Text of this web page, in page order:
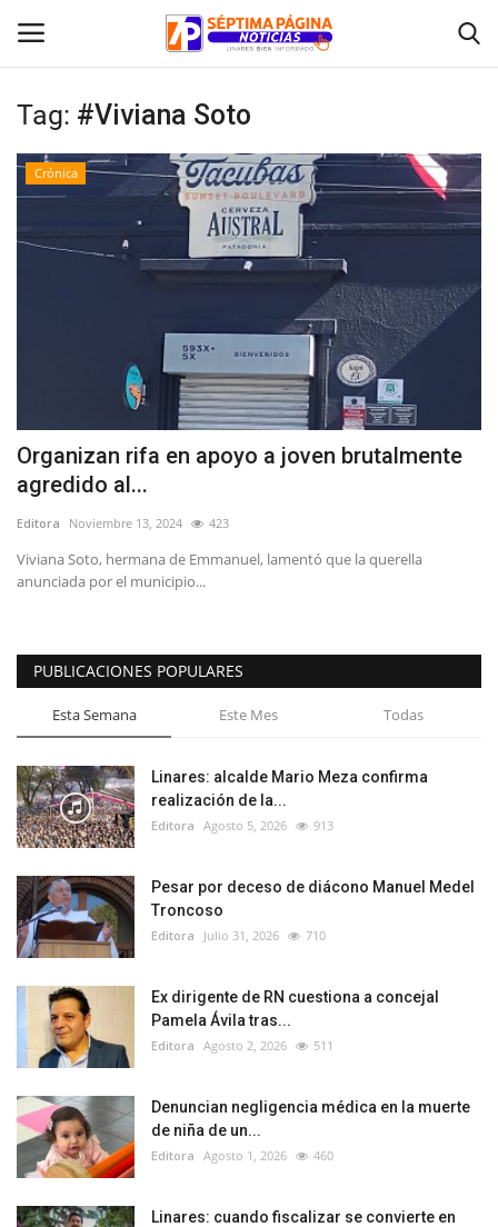
Inicio
Política
Espectáculos
Tag: #Viviana Soto
Crónica
Organizan rifa en apoyo a joven brutalmente
agredido al...
Editora Noviembre 13, 2024 423
Viviana Soto, hermana de Emmanuel, lamentó que la querella
anunciada por el municipio...
PUBLICACIONES POPULARES
Esta Semana Este Mes Todas
Linares: alcalde Mario Meza confirma
realización de la...
Editora Agosto 5, 2026 913
Pesar por deceso de diácono Manuel Medel
Troncoso
Editora Julio 31, 2026 710
Ex dirigente de RN cuestiona a concejal
Pamela Ávila tras...
Editora Agosto 2, 2026 511
Denuncian negligencia médica en la muerte
de niña de un...
Editora Agosto 1, 2026 460
Linares: cuando fiscalizar se convierte en